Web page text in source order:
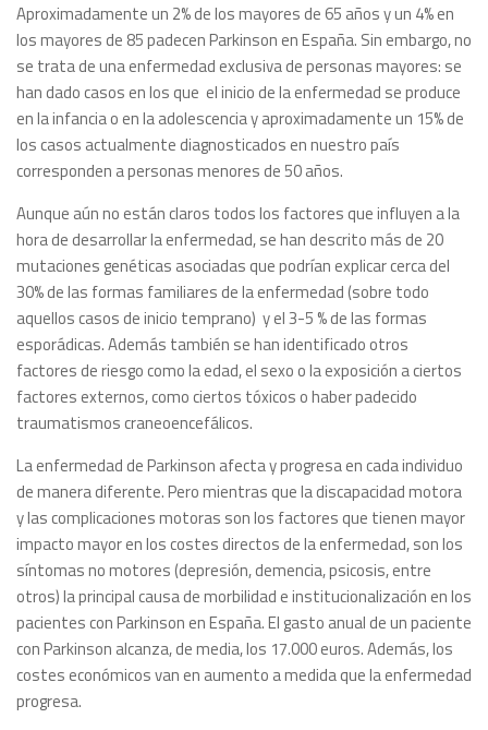
Aproximadamente un 2% de los mayores de 65 años y un 4% en
los mayores de 85 padecen Parkinson en España. Sin embargo, no
se trata de una enfermedad exclusiva de personas mayores: se
han dado casos en los que el inicio de la enfermedad se produce
en la infancia o en la adolescencia y aproximadamente un 15% de
los casos actualmente diagnosticados en nuestro país
corresponden a personas menores de 50 años.
Aunque aún no están claros todos los factores que influyen a la
hora de desarrollar la enfermedad, se han descrito más de 20
mutaciones genéticas asociadas que podrían explicar cerca del
30% de las formas familiares de la enfermedad (sobre todo
aquellos casos de inicio temprano) y el 3-5 % de las formas
esporádicas. Además también se han identificado otros
factores de riesgo como la edad, el sexo o la exposición a ciertos
factores externos, como ciertos tóxicos o haber padecido
traumatismos craneoencefálicos.
La enfermedad de Parkinson afecta y progresa en cada individuo
de manera diferente. Pero mientras que la discapacidad motora
y las complicaciones motoras son los factores que tienen mayor
impacto mayor en los costes directos de la enfermedad, son los
síntomas no motores (depresión, demencia, psicosis, entre
otros) la principal causa de morbilidad e institucionalización en los
pacientes con Parkinson en España. El gasto anual de un paciente
con Parkinson alcanza, de media, los 17.000 euros. Además, los
costes económicos van en aumento a medida que la enfermedad
progresa.